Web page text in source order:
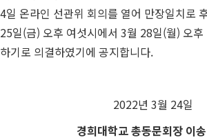
4일 온라인 선관위 회의를 열어 만장일치로
25일(금) 오후 여섯시에서 3월 28일(월) 오
하기로 의결하였기에 공지합니다.
2022년 3월 24일
경희대학교 총동문회장 이